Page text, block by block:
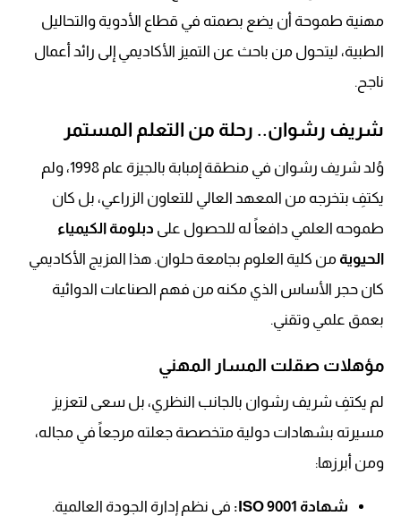
مهنية طموحة أن يضع بصمته في قطاع الأدوية والتحاليل
الطبية، ليتحول من باحث عن التميز الأكاديمي إلى رائد أعمال
ناجح.
شريف رشوان.. رحلة من التعلم المستمر
وُلد شريف رشوان في منطقة إمبابة بالجيزة عام 1998، ولم
يكتفِ بتخرجه من المعهد العالي للتعاون الزراعي، بل كان
طموحه العلمي دافعاً له للحصول على دبلومة الكيمياء
الحيوية من كلية العلوم بجامعة حلوان. هذا المزيج الأكاديمي
كان حجر الأساس الذي مكنه من فهم الصناعات الدوائية
بعمق علمي وتقني.
مؤهلات صقلت المسار المهني
لم يكتفِ شريف رشوان بالجانب النظري، بل سعى لتعزيز
مسيرته بشهادات دولية متخصصة جعلته مرجعاً في مجاله،
ومن أبرزها:
شهادة ISO 9001: في نظم إدارة الجودة العالمية.